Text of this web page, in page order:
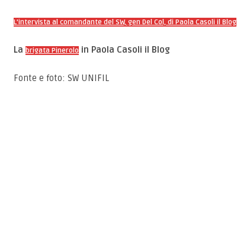
L’intervista al comandante del SW, gen Del Col, di Paola Casoli il Blog
La brigata Pinerolo in Paola Casoli il Blog
Fonte e foto: SW UNIFIL